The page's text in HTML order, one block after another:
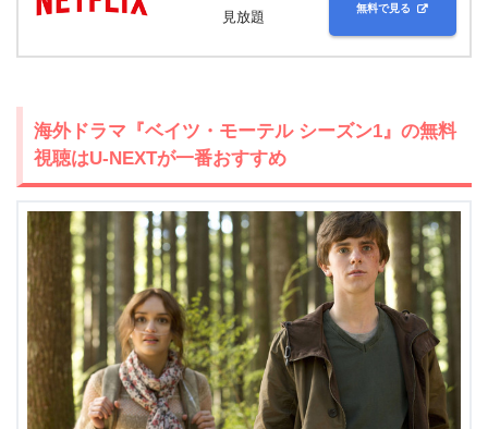
見放題
無料で見る
海外ドラマ『ベイツ・モーテル シーズン1』の無料
視聴はU-NEXTが一番おすすめ